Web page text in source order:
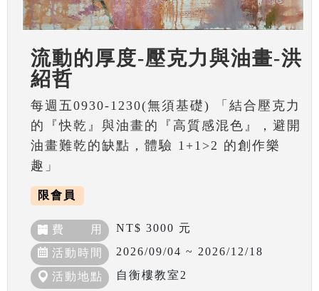
流動的厚度-壓克力與油畫-洪
紹哲
每週五0930-1230(無須基礎) 「結合壓克力
的『快乾』與油畫的『高質感混色』，避開
油畫難乾的缺點，體驗 1+1>2 的創作樂
趣」
限會員
費 用 NT$ 3000 元
活動時間 2026/09/04 ~ 2026/12/18
活動地點 自衡樓教室2